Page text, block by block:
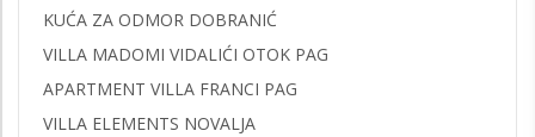
KUĆA ZA ODMOR DOBRANIĆ
VILLA MADOMI VIDALIĆI OTOK PAG
APARTMENT VILLA FRANCI PAG
VILLA ELEMENTS NOVALJA